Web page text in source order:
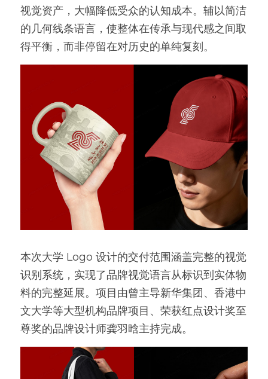
视觉资产，大幅降低受众的认知成本。辅以简洁
的几何线条语言，使整体在传承与现代感之间取
得平衡，而非停留在对历史的单纯复刻。
本次大学 Logo 设计的交付范围涵盖完整的视觉
识别系统，实现了品牌视觉语言从标识到实体物
料的完整延展。项目由曾主导新华集团、香港中
文大学等大型机构品牌项目、荣获红点设计奖至
尊奖的品牌设计师龚羽晗主持完成。